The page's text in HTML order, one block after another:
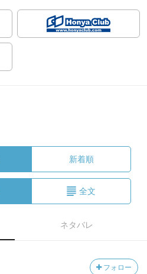
新着順
全文
ネタバレ
フォロー